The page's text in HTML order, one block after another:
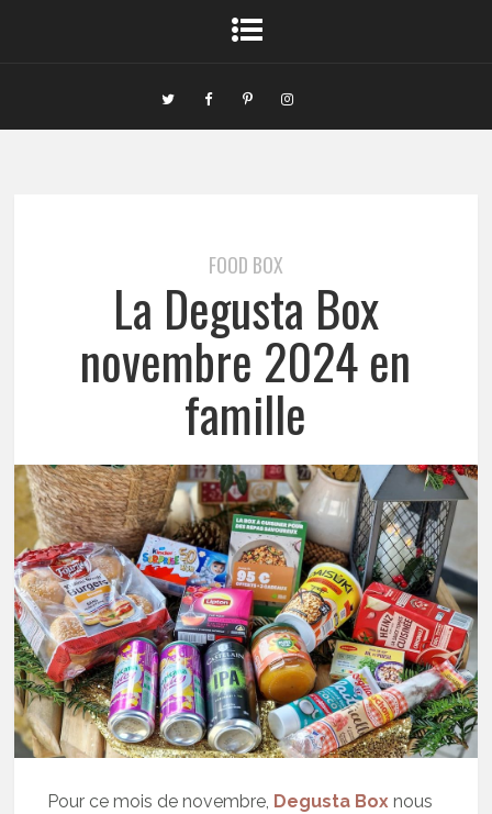
FOOD BOX
La Degusta Box
novembre 2024 en
famille
Pour ce mois de novembre, Degusta Box nous